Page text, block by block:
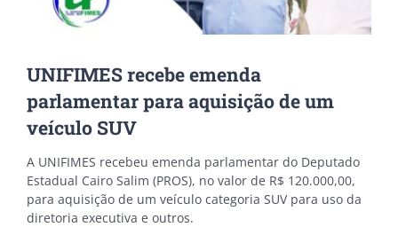
UNIFIMES recebe emenda
parlamentar para aquisição de um
veículo SUV
A UNIFIMES recebeu emenda parlamentar do Deputado
Estadual Cairo Salim (PROS), no valor de R$ 120.000,00,
para aquisição de um veículo categoria SUV para uso da
diretoria executiva e outros.